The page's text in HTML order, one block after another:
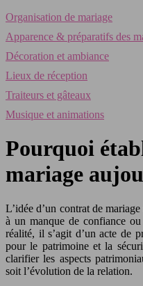
Organisation de mariage
Apparence & préparatifs des
Décoration et ambiance
Lieux de réception
Traiteurs et gâteaux
Musique et animations
Pourquoi
mariage
L’idée d’un contrat de
à un manque de confiance
réalité, il s’agit d’un acte de
pour le patrimoine et la
clarifier les aspects
soit l’évolution de la relation.